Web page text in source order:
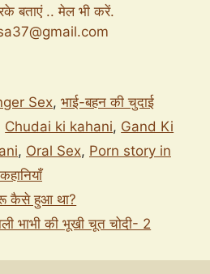
बताएं .. मेल भी करें.
Sex,भाई-बहन की चुदाई
Chudai ki kahani, Gand Ki
, Oral Sex, Porn story in
कैसे हुआ था?
भाभी की भूखी चूत चोदी- 2